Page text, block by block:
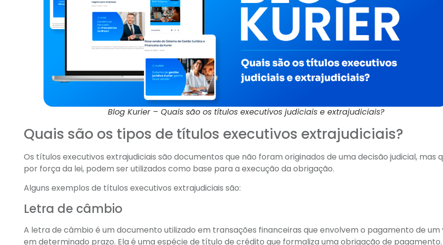
Blog Kurier – Quais são os títulos executivos judiciais e extrajudiciais?
Quais são os tipos de títulos executivos extrajudiciais?
Os títulos executivos extrajudiciais são documentos que não foram originados de uma decisão judicial, mas
por força da lei, podem ser utilizados como base para a execução da obrigação.
Alguns exemplos de títulos executivos extrajudiciais são:
Letra de câmbio
A letra de câmbio é um documento utilizado em transações financeiras que envolvem o pagamento de um
em determinado prazo. Ela é uma espécie de título de crédito que formaliza uma obrigação de pagamento.